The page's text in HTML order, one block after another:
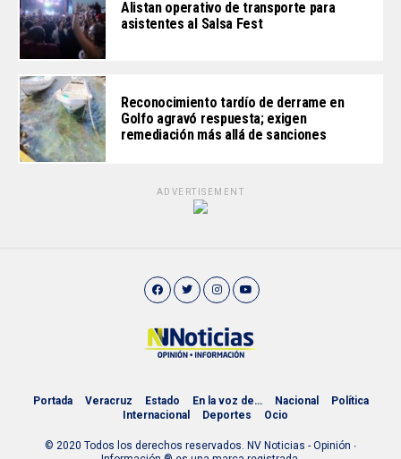
Alistan operativo de transporte para
asistentes al Salsa Fest
Reconocimiento tardío de derrame en
Golfo agravó respuesta; exigen
remediación más allá de sanciones
ADVERTISEMENT
Portada Veracruz Estado En la voz de… Nacional
Política
Internacional
Deportes Ocio
© 2020 Todos los derechos reservados. NV Noticias - Opinión ∙